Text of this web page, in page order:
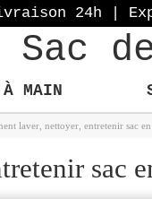
Sac
À MAIN
laver, nettoyer, entretenir sac
sac
24h |